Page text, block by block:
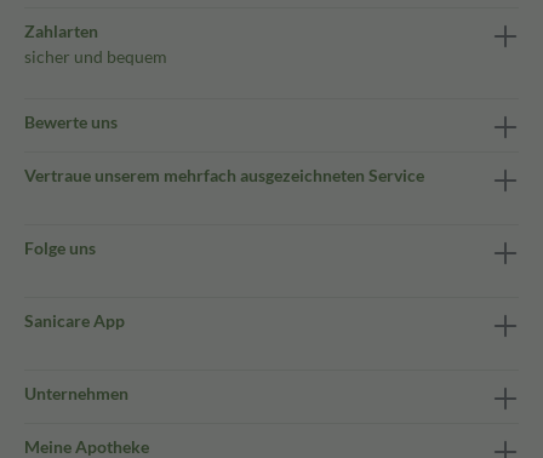
Zahlarten
sicher und bequem
Bewerte uns
Vertraue unserem mehrfach ausgezeichneten Service
Folge uns
Sanicare App
Unternehmen
Meine Apotheke